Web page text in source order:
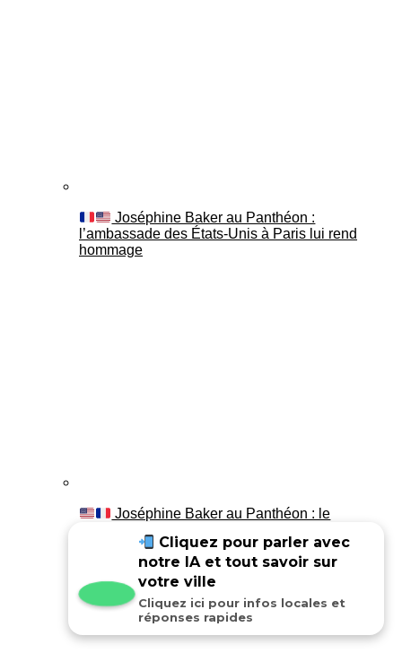
Joséphine Baker au Panthéon :
l’ambassade des États-Unis à Paris lui rend
hommage
Joséphine Baker au Panthéon : le
Cliquez pour parler avec
notre IA et tout savoir sur
votre ville
Cliquez ici pour infos locales et
réponses rapides